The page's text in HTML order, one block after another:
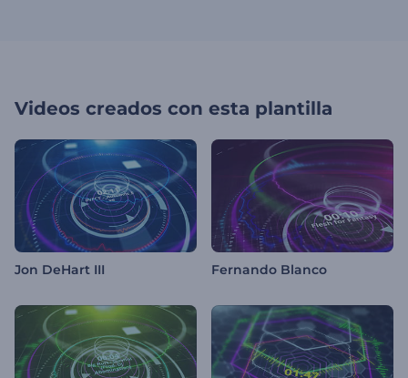
Videos creados con esta plantilla
Jon DeHart III Fernando Blanco